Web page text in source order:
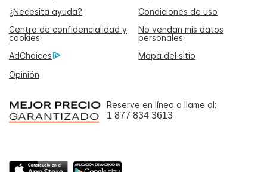
¿Necesita ayuda?
Condiciones de uso
Centro de confidencialidad y
cookies
No vendan mis datos
personales
AdChoices
Mapa del sitio
Opinión
Reserve en línea o llame al:
1 877 834 3613